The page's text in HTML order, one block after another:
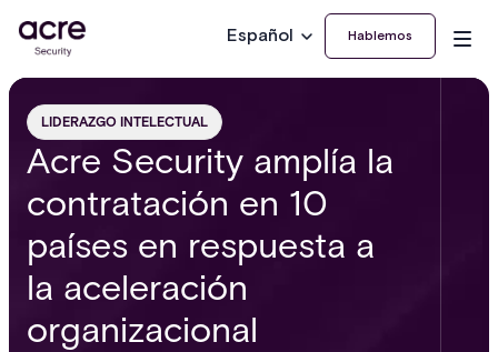
Español Hablemos
LIDERAZGO INTELECTUAL
Acre Security amplía la
contratación en 10
países en respuesta a
la aceleración
organizacional